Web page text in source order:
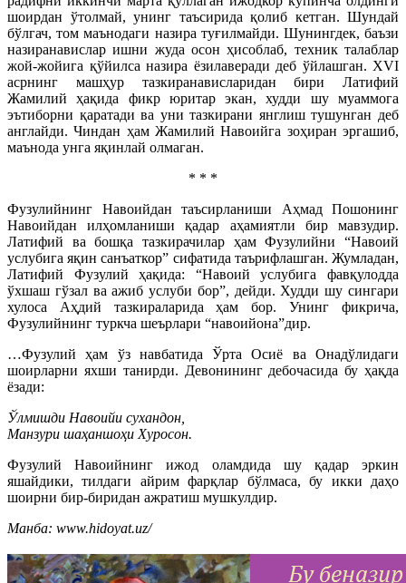
шоирдан ўтолмай, унинг таъсирида қолиб кетган. Шундай
бўлгач, том маънодаги назира туғилмайди. Шунингдек, баъзи
назиранавислар ишни жуда осон ҳисоблаб, техник талаблар
жой-жойига қўйилса назира ёзилаверади деб ўйлашган. XVI
асрнинг машҳур тазкиранависларидан бири Латифий
Жамилий ҳақида фикр юритар экан, худди шу муаммога
эътиборни қаратади ва уни тазкирани янглиш тушунган деб
англайди. Чиндан ҳам Жамилий Навоийга зоҳиран эргашиб,
маънода унга яқинлай олмаган.
* * *
Фузулийнинг Навоийдан таъсирланиши Аҳмад Пошонинг
Навоийдан илҳомланиши қадар аҳамиятли бир мавзудир.
Латифий ва бошқа тазкирачилар ҳам Фузулийни “Навоий
услубига яқин санъаткор” сифатида таърифлашган. Жумладан,
Латифий Фузулий ҳақида: “Навоий услубига фавқулодда
ўхшаш гўзал ва ажиб услуби бор”, дейди. Худди шу сингари
хулоса Аҳдий тазкираларида ҳам бор. Унинг фикрича,
Фузулийнинг туркча шеърлари “навоийона”дир.
…Фузулий ҳам ўз навбатида Ўрта Осиё ва Онадўлидаги
шоирларни яхши танирди. Девонининг дебочасида бу ҳақда
ёзади:
Ўлмишди Навоийи сухандон,
Манзури шаҳаншоҳи Хуросон.
Фузулий Навоийнинг ижод оламдида шу қадар эркин
яшайдики, тилдаги айрим фарқлар бўлмаса, бу икки даҳо
шоирни бир-биридан ажратиш мушкулдир.
Манба: www.hidoyat.uz/